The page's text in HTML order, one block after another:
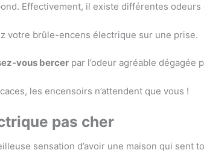
Effectivement, il existe différentes odeurs
votre brûle-encens électrique sur une prise.
vous bercer par l’odeur agréable dégagée
les encensoirs n’attendent que vous !
pas cher
sensation d’avoir une maison qui